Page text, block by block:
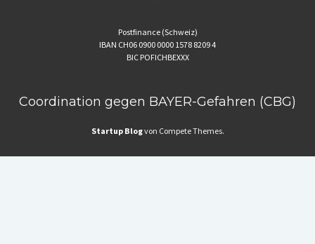
Postfinance (Schweiz)
IBAN CH06 0900 0000 1578 8209 4
BIC POFICHBEXXX
Coordination gegen BAYER-Gefahren (CBG)
Startup Blogvon Compete Themes.